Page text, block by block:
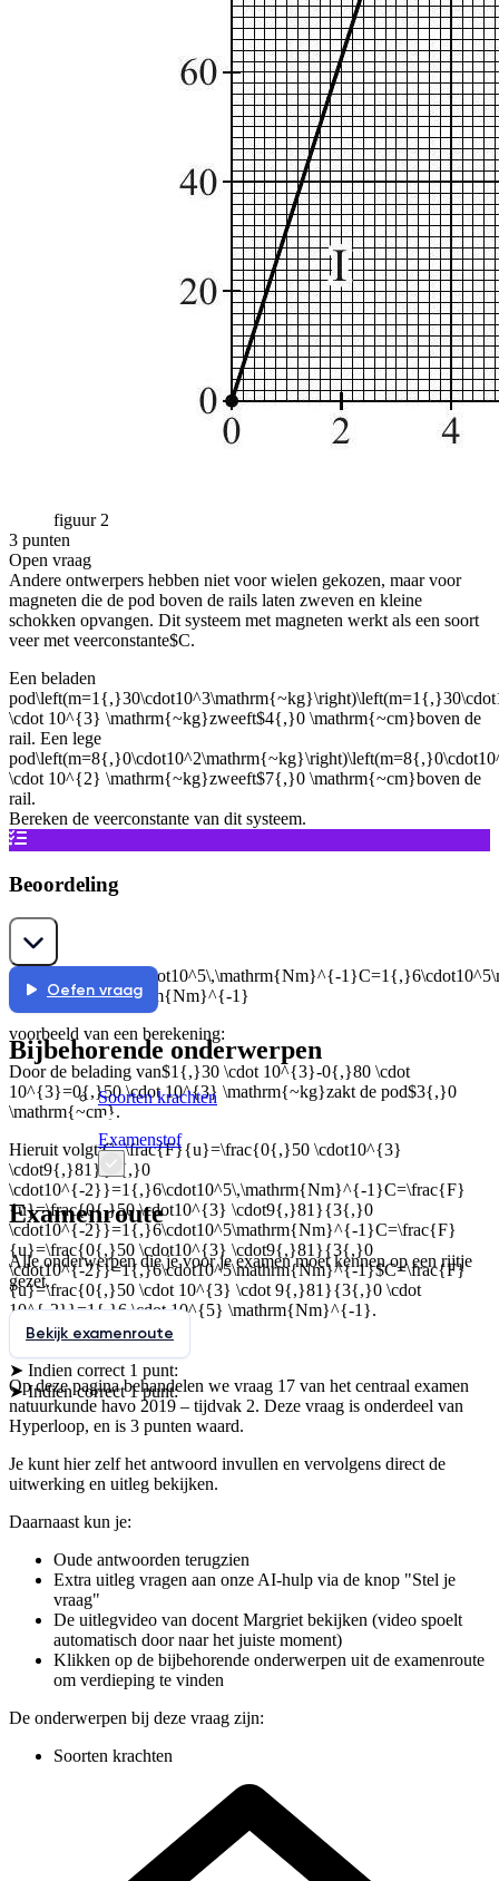
figuur 2
3 punten
Open vraag
Andere ontwerpers hebben niet voor wielen gekozen, maar voor
magneten die de pod boven de rails laten zweven en kleine
schokken opvangen. Dit systeem met magneten werkt als een soort
veer met veerconstante$C.
Een beladen
pod
\cdot 10^{3} \mathrm{~kg}zweeft$4{,}0 \mathrm{~cm}boven de
rail. Een lege
pod
\cdot 10^{2} \mathrm{~kg}zweeft$7{,}0 \mathrm{~cm}boven de
rail.
Bereken de veerconstante van dit systeem.
Beoordeling
uitkomst:
C=1{,}6\cdot10^5\,\mathrm{Nm}^{-
\cdot 10^{5} \mathrm{Nm}^{-1}
voorbeeld van een berekening:
Door de belading van$1{,}30 \cdot 10^{3}-0{,}80 \cdot
10^{3}=0{,}50 \cdot 10^{3} \mathrm{~kg}zakt de pod$3{,}0
\mathrm{~cm}.
Hieruit volgt:C=\frac{F}{u}=\frac{0{,}50 \cdot10^{3}
\cdot9{,}81}{3{,}0
\cdot10^{-2}}=1{,}6\cdot10^5\,\mathrm{Nm}^{-1}C=\frac{F}
{u}=\frac{0{,}50 \cdot10^{3} \cdot9{,}81}{3{,}0
\cdot10^{-2}}=1{,}6\cdot10^5\mathrm{Nm}^{-1}C=\frac{F}
{u}=\frac{0{,}50 \cdot10^{3} \cdot9{,}81}{3{,}0
\cdot10^{-2}}=1{,}6\cdot10^5\mathrm{Nm}^{-1}$C=\frac{F}
{u}=\frac{0{,}50 \cdot 10^{3} \cdot 9{,}81}{3{,}0 \cdot
10^{-2}}=1{,}6 \cdot 10^{5} \mathrm{Nm}^{-1}.
➤ Indien correct
➤ Indien correct 1 punt:
➤ Indien correct1 punt:
Oefen vraag
Bijbehorende onderwerpen
Soorten krachten
Examenstof
Examenroute
Alle onderwerpen die je voor je examen moet kennen op een rijtje
gezet.
Bekijk examenroute
Op deze pagina behandelen we vraag 17 van het centraal examen
natuurkunde havo 2019 – tijdvak 2. Deze vraag is onderdeel van
Hyperloop, en is 3 punten waard.
Je kunt hier zelf het antwoord invullen en vervolgens direct de
uitwerking en uitleg bekijken.
Daarnaast kun je:
Oude antwoorden terugzien
Extra uitleg vragen aan onze AI-hulp via de knop "Stel je
vraag"
De uitlegvideo van docent Margriet bekijken (video spoelt
automatisch door naar het juiste moment)
Klikken op de bijbehorende onderwerpen uit de examenroute
om verdieping te vinden
De onderwerpen bij deze vraag zijn:
Soorten krachten